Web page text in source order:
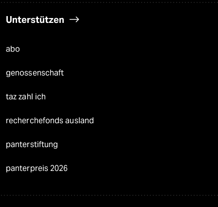
Unterstützen
abo
genossenschaft
taz zahl ich
recherchefonds ausland
panterstiftung
panterpreis 2026